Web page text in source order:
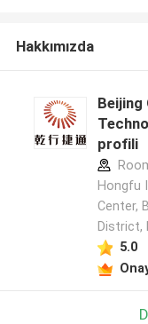
Hakkımızda
Beijing
profili
Hongfu
Center,
District,
5.0